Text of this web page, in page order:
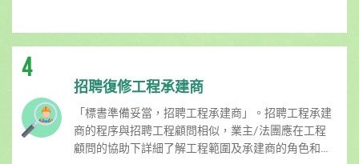
4
招聘復修工程承建商
「標書準備妥當，招聘工程承建商」。招聘工程承建
商的程序與招聘工程顧問相似，業主/法團應在工程
顧問的協助下詳細了解工程範圍及承建商的角色和...